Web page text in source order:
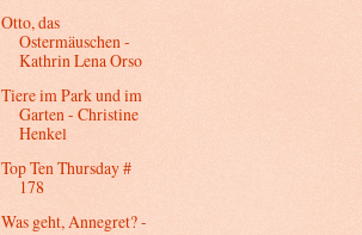
Otto, das
Ostermäuschen -
Kathrin Lena Orso
Tiere im Park und im
Garten - Christine
Henkel
Top Ten Thursday #
178
Was geht, Annegret? -